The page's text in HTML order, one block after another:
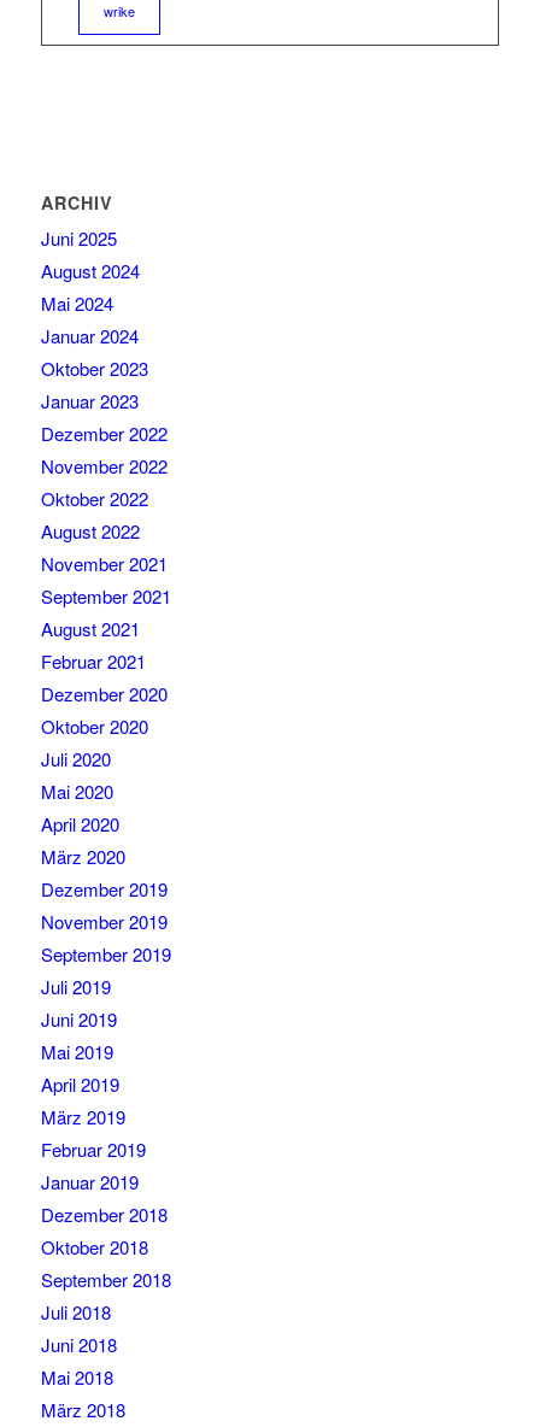
wrike
ARCHIV
Juni 2025
August 2024
Mai 2024
Januar 2024
Oktober 2023
Januar 2023
Dezember 2022
November 2022
Oktober 2022
August 2022
November 2021
September 2021
August 2021
Februar 2021
Dezember 2020
Oktober 2020
Juli 2020
Mai 2020
April 2020
März 2020
Dezember 2019
November 2019
September 2019
Juli 2019
Juni 2019
Mai 2019
April 2019
März 2019
Februar 2019
Januar 2019
Dezember 2018
Oktober 2018
September 2018
Juli 2018
Juni 2018
Mai 2018
März 2018